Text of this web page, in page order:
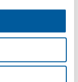
spolu s